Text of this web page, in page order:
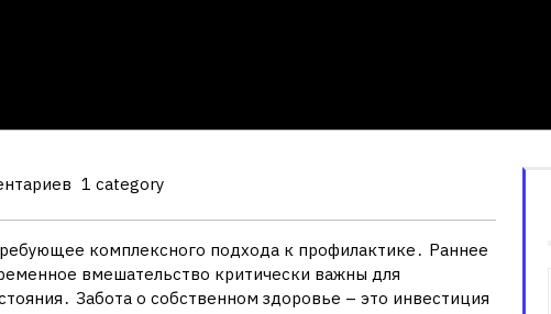
1 category
комплексного подхода к профилактике․ Раннее
вмешательство критически важны для
Забота о собственном здоровье – это инвестиция